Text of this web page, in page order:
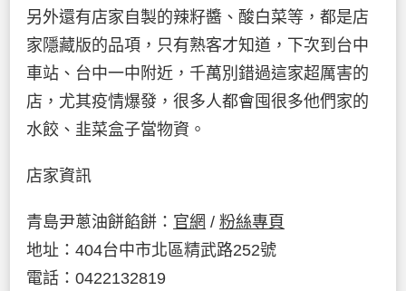
另外還有店家自製的辣籽醬、酸白菜等，都是店
家隱藏版的品項，只有熟客才知道，下次到台中
車站、台中一中附近，千萬別錯過這家超厲害的
店，尤其疫情爆發，很多人都會囤很多他們家的
水餃、韭菜盒子當物資。
店家資訊
青島尹蔥油餅餡餅： 官網 / 粉絲專頁
地址：404台中市北區精武路252號
電話：0422132819